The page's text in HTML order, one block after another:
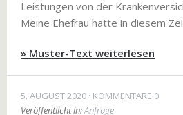
Leistungen von der
Meine Ehefrau hatte in diesem
» Muster-Text weiterlesen
5. AUGUST 2020 KOMMENTARE 0
Veröffentlicht in:Anfrage